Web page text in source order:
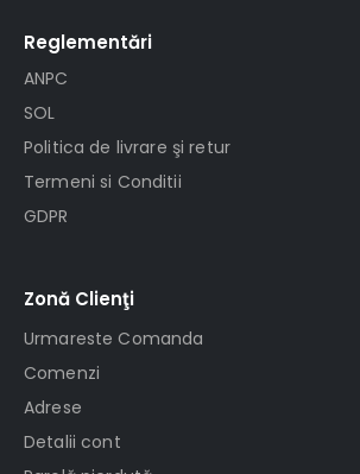
Reglementări
ANPC
SOL
Politica de livrare şi retur
Termeni si Conditii
GDPR
Zonă Clienţi
Urmareste Comanda
Comenzi
Adrese
Detalii cont